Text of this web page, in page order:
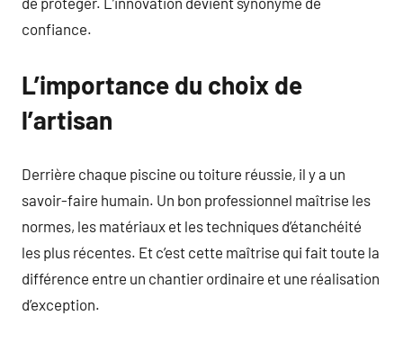
confiance.
L’importance du choix de
l’artisan
Derrière chaque piscine ou toiture réussie, il y a un
savoir-faire humain. Un bon professionnel maîtrise les
normes, les matériaux et les techniques d’étanchéité
les plus récentes. Et c’est cette maîtrise qui fait toute la
différence entre un chantier ordinaire et une réalisation
d’exception.